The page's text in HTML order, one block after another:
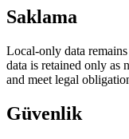
Saklama
Local-only data
data is retained only as
and meet legal
Güvenlik